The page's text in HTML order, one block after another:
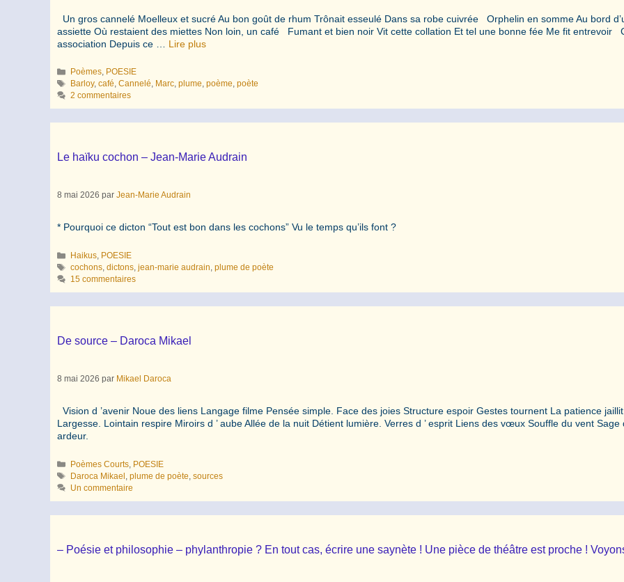
Un gros cannelé Moelleux et sucré Au bon goût de rhum Trônait esseulé Dans sa robe cuivrée Orphelin en somme Au bord
assiette Où restaient des miettes Non loin, un café Fumant et bien noir Vit cette collation Et tel une bonne fée Me fit entrevoir
association Depuis ce … Lire plus
Catégories
Poèmes, POESIE
Étiquettes
Barloy,café,Cannelé, Marc,plume,poème,poète
2 commentaires
Le haïku cochon – Jean-Marie Audrain
8 mai 2026 par Jean-Marie Audrain
* Pourquoi ce dicton “Tout est bon dans les cochons” Vu le temps qu’ils font ?
Catégories
Haikus, POESIE
Étiquettes
cochons,dictons,jean-marie audrain,plume de poète
15 commentaires
De source – Daroca Mikael
8 mai 2026 par Mikael Daroca
Vision d ’avenir Noue des liens Langage filme Pensée simple. Face des joies Structure espoir Gestes tournent La patience
Largesse. Lointain respire Miroirs d ’ aube Allée de la nuit Détient lumière. Verres d ’ esprit Liens des vœux Souffle du vent Sage
ardeur.
Catégories
Poèmes Courts, POESIE
Étiquettes
Daroca Mikael ,plume de poète,sources
Un commentaire
– Poésie et philosophie – phylanthropie ? En tout cas, écrire une saynète ! Une pièce de théâtre est proche !